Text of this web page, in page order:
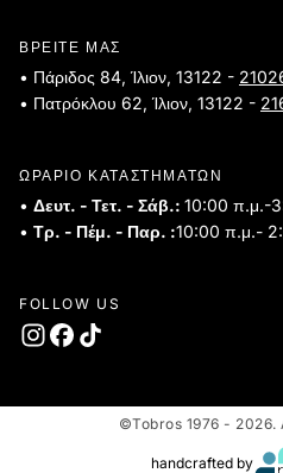
ΒΡΕΙΤΕ ΜΑΣ
• Πάριδος 84, Ίλιον, 13122 -
• Πατρόκλου 62, Ίλιον, 13122 -
ΩΡΑΡΙΟ ΚΑΤΑΣΤΗΜΑΤΩΝ
• Δευτ. - Τετ. - Σάβ.: 10:00 π.μ.-
• Τρ. - Πέμ. - Παρ. :10:00 π.μ.-
FOLLOW US
©Tobros 1976 -
handcrafted by